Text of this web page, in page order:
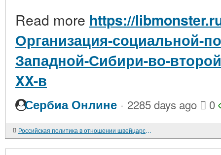
Read more https://
Организация-социальной-
Западной-Сибири-во-
XX-в
Сербиа Онлине · 2285 days ago 0
Российская политика в отношении швейцарских колонистов в первой половине XIX в.